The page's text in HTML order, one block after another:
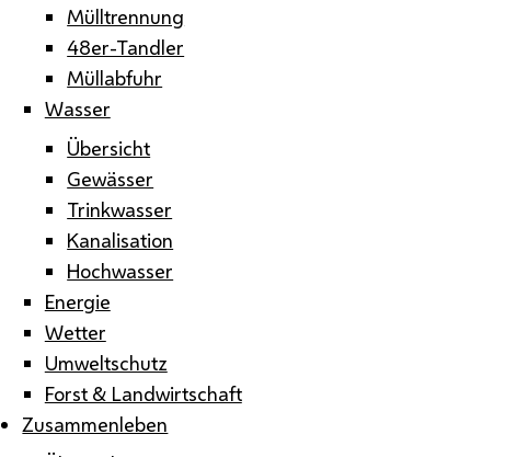
Mülltrennung
48er-Tandler
Müllabfuhr
Wasser
Übersicht
Gewässer
Trinkwasser
Kanalisation
Hochwasser
Energie
Wetter
Umweltschutz
Forst & Landwirtschaft
Zusammenleben